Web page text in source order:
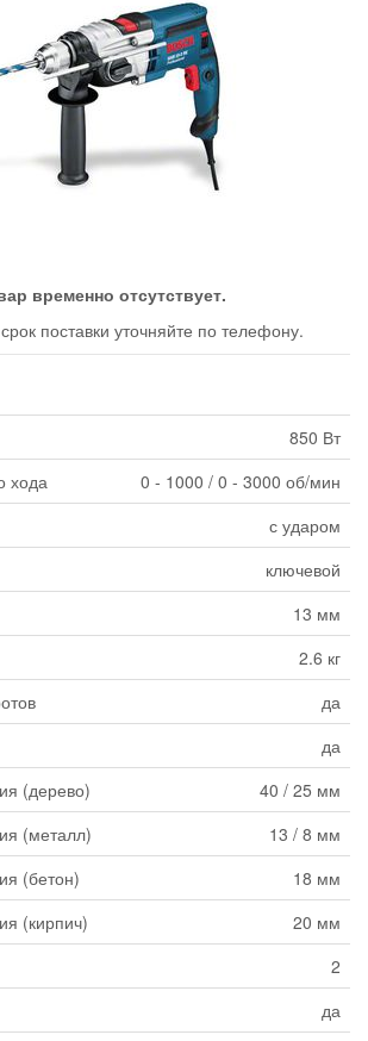
временно отсутствует.
поставки уточняйте по телефону.
850 Вт
хода
0 - 1000 / 0 - 3000 об/мин
с ударом
ключевой
13 мм
2.6 кг
да
да
(дерево)
40 / 25 мм
(металл)
13 / 8 мм
(бетон)
18 мм
(кирпич)
20 мм
2
да